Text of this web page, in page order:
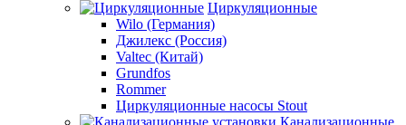
Циркуляционные
Wilo (Германия)
Джилекс (Россия)
Valtec (Китай)
Grundfos
Rommer
Циркуляционные насосы Stout
Канализационные